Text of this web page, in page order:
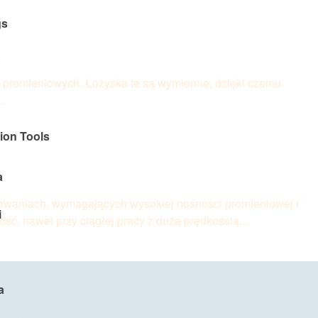
Tools
Łożyska te są wymienne, dzięki czemu
wymagających wysokiej nośności promieniowej i
nawet przy ciągłej pracy z dużą prędkością....